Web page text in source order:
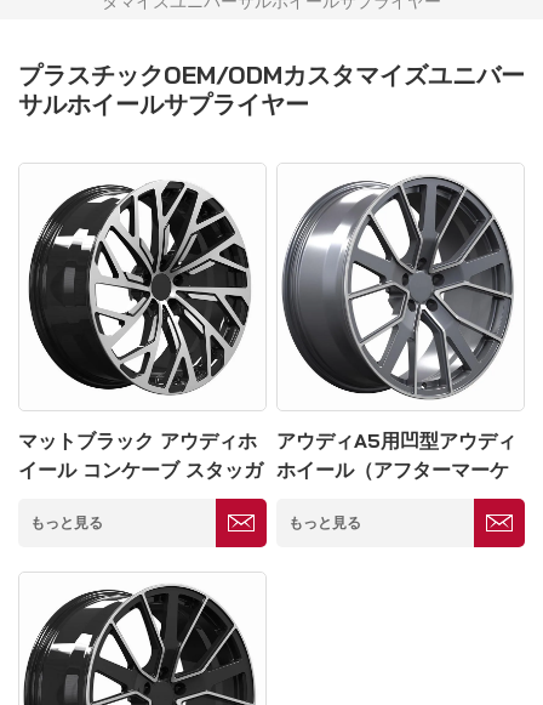
プラスチックOEM/ODMカスタマイズユニバー
サルホイールサプライヤー
マットブラック アウディホ
イール コンケーブ スタッガ
もっと見る
アウディA5用凹型アウディ
ホイール（アフターマーケ
もっと見る